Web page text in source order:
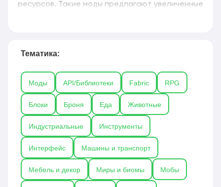
ресурсов. Такие моды предлагают увеличенные
устанавливать в мире. Популярные решения,
Backpacks и Simple Storage Network, позволяют
игрокам эффективно управлять большими
объёмами предметов, автоматизировать
сортировку и хранение, а также создавать
удобные системы для ферм, баз и
автоматизированных заводов. Моды на сундуки
и рюкзаки особенно востребованы в
индустриальных и технических сборках, где
важна организация и оптимизация хранения
ресурсов.
Тематика:
Моды API/Библиотеки Fabric RPG
Блоки Броня Еда Животные
Индустриальные Инструменты
Интерфейс Машины и транспорт
Мебель и декор Миры и биомы Мобы